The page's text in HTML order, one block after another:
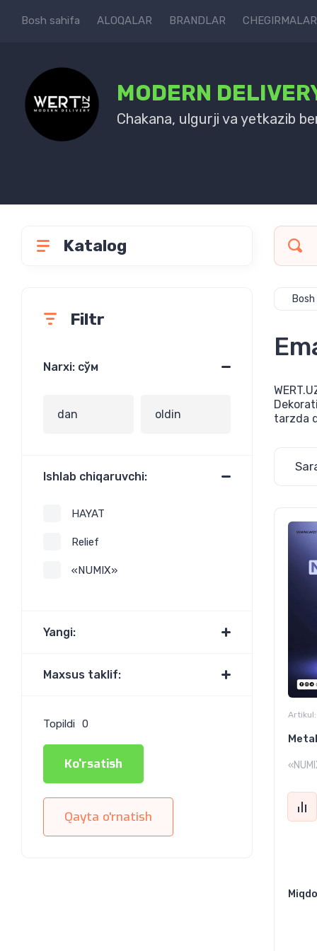
Bosh sahifa ALOQALAR BRANDLAR CHEGIRMALAR
MODERN
Chakana, ulgurji va yetkazib
Filtr
Narxi: сўм
Ishlab chiqaruvchi:
HAYAT
Relief
«NUMIX»
Yangi:
Maxsus taklif:
Topildi 0
Ko'rsatish
Qayta o'rnatish
Katalog
tarzda
Artikul: